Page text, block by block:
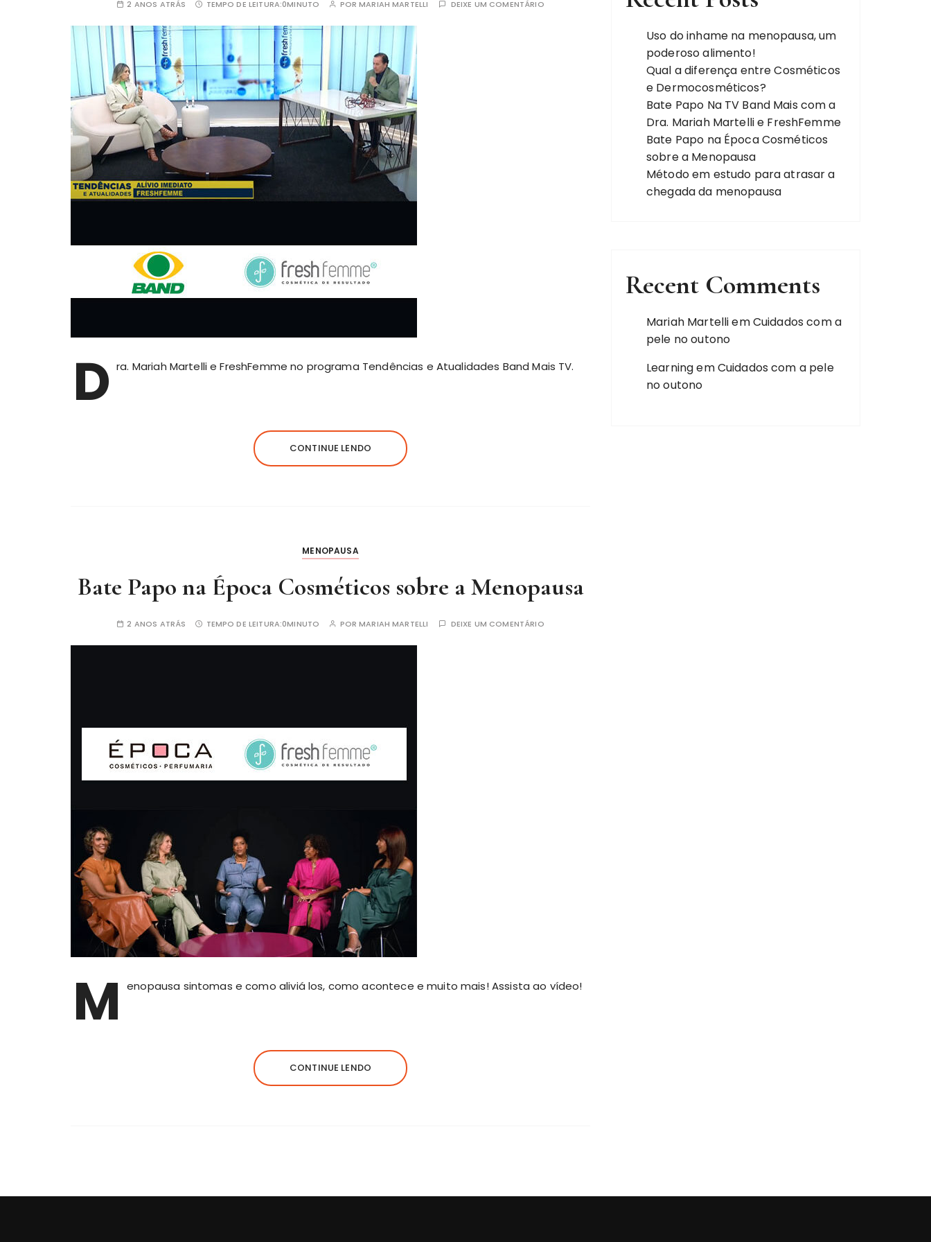
2 ANOS ATRÁS TEMPO DE LEITURA:0MINUTO PORMARIAH MARTELLI DEIXE UM COMENTÁRIO
D ra. Mariah Martelli e FreshFemme no programa Tendências e Atualidades Band Mais TV.
CONTINUE LENDO
MENOPAUSA
Bate Papo na Época Cosméticos sobre a Menopausa
2 ANOS ATRÁS TEMPO DE LEITURA:0MINUTO PORMARIAH MARTELLI DEIXE UM COMENTÁRIO
M enopausa sintomas e como aliviá los, como acontece e muito mais! Assista ao vídeo!
CONTINUE LENDO
Uso do inhame na menopausa, um
poderoso alimento!
Qual a diferença entre Cosméticos
e Dermocosméticos?
Bate Papo Na TV Band Mais com a
Dra. Mariah Martelli e FreshFemme
Bate Papo na Época Cosméticos
sobre a Menopausa
Método em estudo para atrasar a
chegada da menopausa
Recent Comments
Mariah MartelliemCuidados com a
pele no outono
LearningemCuidados com a pele
no outono